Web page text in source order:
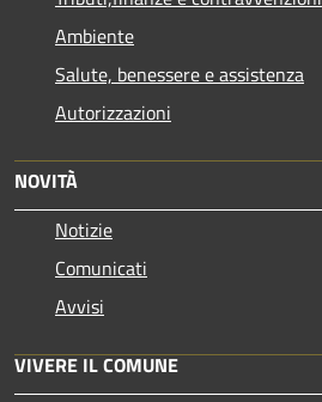
Ambiente
Salute, benessere e assistenza
Autorizzazioni
NOVITÀ
Notizie
Comunicati
Avvisi
VIVERE IL COMUNE